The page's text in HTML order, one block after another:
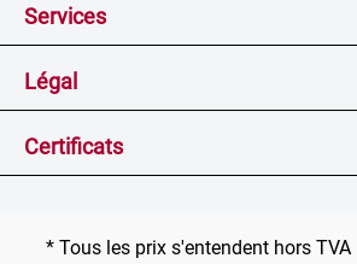
Services
Légal
Certificats
* Tous les prix s'entendent hors TVA